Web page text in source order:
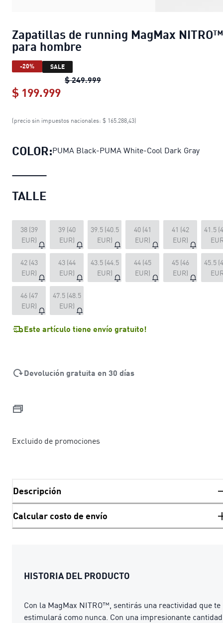
Zapatillas de running MagMax NITRO™
para hombre
-20% SALE
$ 249.999Zapatillas de running MagMax
$ 199.999
Zapatillas de running MagMax
(precio sin impuestos nacionales: $ 165.288,43)
COLOR:PUMA Black-PUMA White-Cool Dark Gray
TALLE
38 (39
EUR)
39 (40
EUR)
39.5 (40.5
EUR)
40 (41
EUR)
41 (42
EUR)
41.5
42 (43
EUR)
43 (44
EUR)
43.5 (44.5
EUR)
44 (45
EUR)
45 (46
EUR)
45.5
46 (47
EUR)
47.5 (48.5
EUR)
Este artículo tiene envío gratuito!
Devolución gratuita en 30 días
Excluido de promociones
Descripción
Calcular costo de envío
HISTORIA DEL PRODUCTO
Con la MagMax NITRO™, sentirás una reactividad que te
estimulará como nunca. Con una impresionante cantidad